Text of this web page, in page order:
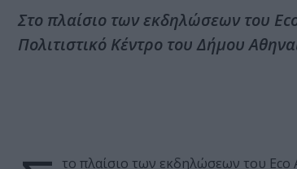
Στο πλαίσιο των εκδηλώσεων του
Πολιτιστικό Κέντρο του Δήμου
το πλαίσιο των εκδηλώσεων του Eco